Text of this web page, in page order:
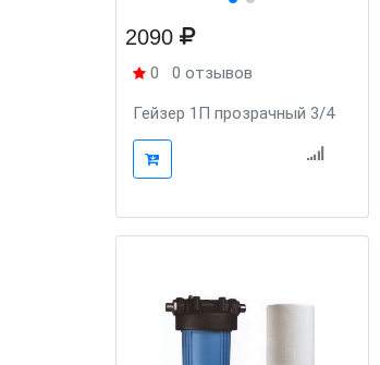
2090
0 0 отзывов
Гейзер 1П прозрачный 3/4